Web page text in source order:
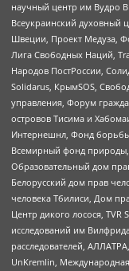
научный центр им Вудро
Всеукраинский духовный
Швеции, Проект Медуза,
Лига Свободных Наций,
Народов ПостРоссии,
Solidarus, КрымSOS,
управления, Форум
островов Тисима и
Интернешнл, Фонд борьбы
Всемирный фонд природы,
Образовательный дом
Белорусский дом прав
человека Тбилиси, Дом
Центр дикого лосося,
исследований им
расследователей,
UnKremlin,